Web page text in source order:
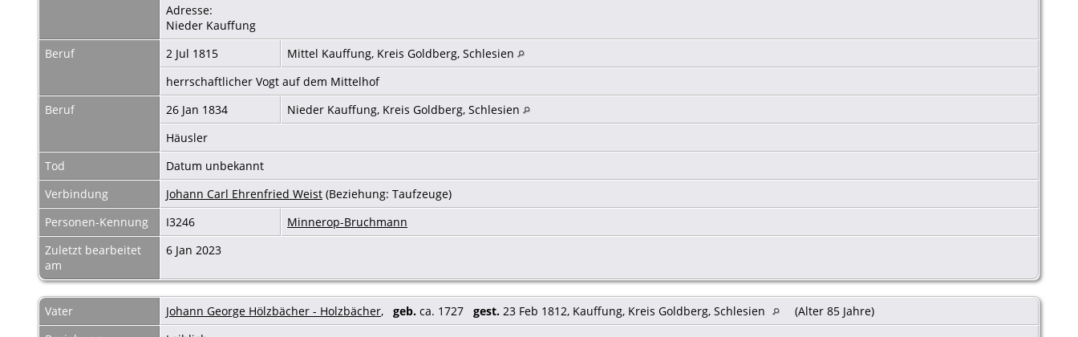
Adresse:
Nieder Kauffung
Beruf
2 Jul 1815
Mittel Kauffung, Kreis Goldberg, Schlesien
herrschaftlicher Vogt auf dem Mittelhof
Beruf
26 Jan 1834
Nieder Kauffung, Kreis Goldberg, Schlesien
Häusler
Tod
Datum unbekannt
Verbindung
Johann Carl Ehrenfried Weist (Beziehung: Taufzeuge)
Personen-Kennung
I3246
Minnerop-Bruchmann
Zuletzt bearbeitet
am
6 Jan 2023
Vater Johann George Hölzbächer - Holzbächer, geb. ca. 1727 gest. 23 Feb 1812, Kauffung, Kreis Goldberg, Schlesien
(Alter 85 Jahre)